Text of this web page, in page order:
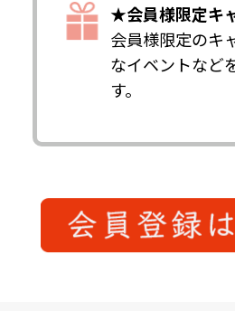
★会員様限定キ
会員様限定のキ
なイベントなど
す。